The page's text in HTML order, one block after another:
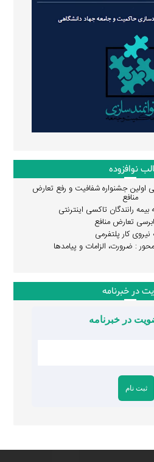
نوافزوده
جشنواره شفافیت و رفع تعارض
منافع
بیمه رانندگان تاکسی اینترنتی
تعارض منافع
نیروی کار پلتفرمی
: ضرورت، الزامات و پیامدها
در خبرنامه
در خبرنامه